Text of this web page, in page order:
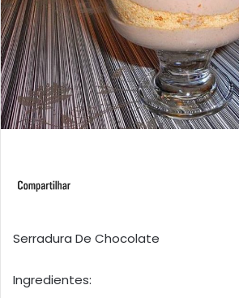
Serradura De Chocolate
Ingredientes: